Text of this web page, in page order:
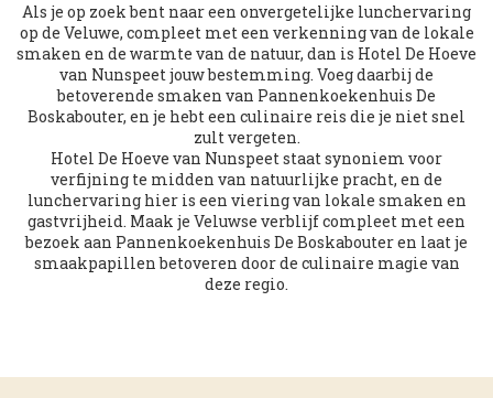
Als je op zoek bent naar een onvergetelijke lunchervaring
op de Veluwe, compleet met een verkenning van de lokale
smaken en de warmte van de natuur, dan is Hotel De Hoeve
van Nunspeet jouw bestemming. Voeg daarbij de
betoverende smaken van Pannenkoekenhuis De
Boskabouter, en je hebt een culinaire reis die je niet snel
zult vergeten.
Hotel De Hoeve van Nunspeet staat synoniem voor
verfijning te midden van natuurlijke pracht, en de
lunchervaring hier is een viering van lokale smaken en
gastvrijheid. Maak je Veluwse verblijf compleet met een
bezoek aan Pannenkoekenhuis De Boskabouter en laat je
smaakpapillen betoveren door de culinaire magie van
deze regio.